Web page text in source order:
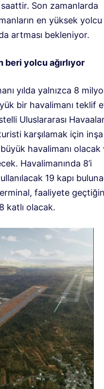
saattir. Son zamanlarda
en yüksek yolcu
artması bekleniyor.
beri yolcu ağırlıyor
yılda yalnızca 8
bir havalimanı teklif
Uluslararası
karşılamak için inşa
havalimanı olacak
Havalimanında 8’i
19 kapı
faaliyete
katlı olacak.